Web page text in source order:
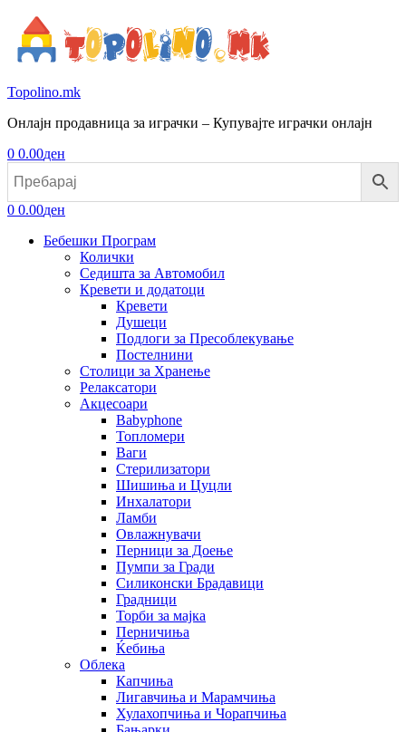
Topolino.mk
Онлајн продавница за играчки – Купувајте играчки онлајн
0 0.00ден
0 0.00ден
Бебешки Програм
Колички
Седишта за Автомобил
Кревети и додатоци
Кревети
Душеци
Подлоги за Пресоблекување
Постелнини
Столици за Хранење
Релаксатори
Акцесоари
Babyphone
Топломери
Ваги
Стерилизатори
Шишиња и Цуцли
Инхалатори
Ламби
Овлажнувачи
Перници за Доење
Пумпи за Гради
Силиконски Брадавици
Градници
Торби за мајка
Перничиња
Ќебиња
Облека
Капчиња
Лигавчиња и Марамчиња
Хулахопчиња и Чорапчиња